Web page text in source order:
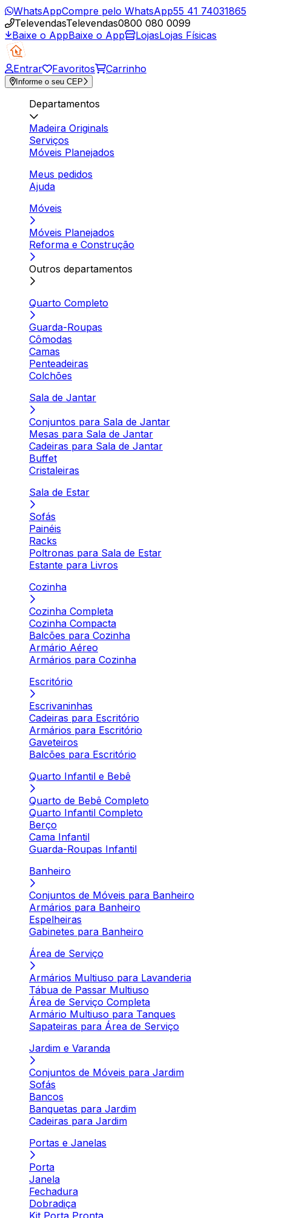
WhatsAppCompre pelo WhatsApp55 41 74031865
TelevendasTelevendas0800 080 0099
Baixe o AppBaixe o App LojasLojas Físicas
Entrar Favoritos Carrinho
Informe o seu CEP
Departamentos
Madeira Originals
Serviços
Móveis Planejados
Meus pedidos
Ajuda
Móveis
Móveis Planejados
Reforma e Construção
Outros departamentos
Quarto Completo
Guarda-Roupas
Cômodas
Camas
Penteadeiras
Colchões
Sala de Jantar
Conjuntos para Sala de Jantar
Mesas para Sala de Jantar
Cadeiras para Sala de Jantar
Buffet
Cristaleiras
Sala de Estar
Sofás
Painéis
Racks
Poltronas para Sala de Estar
Estante para Livros
Cozinha
Cozinha Completa
Cozinha Compacta
Balcões para Cozinha
Armário Aéreo
Armários para Cozinha
Escritório
Escrivaninhas
Cadeiras para Escritório
Armários para Escritório
Gaveteiros
Balcões para Escritório
Quarto Infantil e Bebê
Quarto de Bebê Completo
Quarto Infantil Completo
Berço
Cama Infantil
Guarda-Roupas Infantil
Banheiro
Conjuntos de Móveis para Banheiro
Armários para Banheiro
Espelheiras
Gabinetes para Banheiro
Área de Serviço
Armários Multiuso para Lavanderia
Tábua de Passar Multiuso
Área de Serviço Completa
Armário Multiuso para Tanques
Sapateiras para Área de Serviço
Jardim e Varanda
Conjuntos de Móveis para Jardim
Sofás
Bancos
Banquetas para Jardim
Cadeiras para Jardim
Portas e Janelas
Porta
Janela
Fechadura
Dobradiça
Kit Porta Pronta